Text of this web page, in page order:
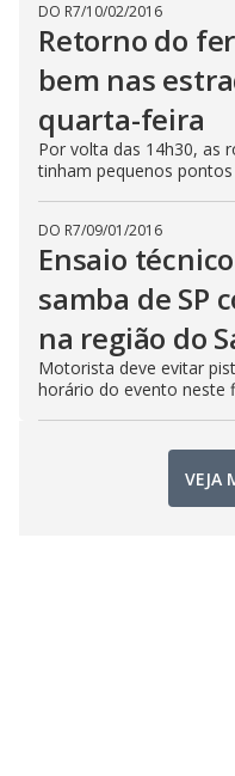
DO R7/10/02/2016
Retorno do
bem nas
quarta-feira
Por volta das 14h30, as
tinham pequenos
DO R7/09/01/2016
Ensaio
samba de SP
na região do
Motorista deve evitar
horário do evento neste
VEJA